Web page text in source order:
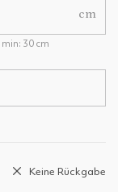
cm
min: 30 cm
Keine Rückgabe